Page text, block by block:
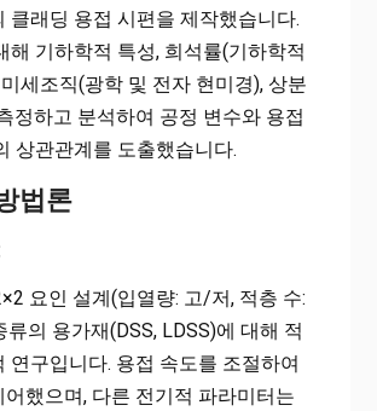
클래딩 용접 시편을 제작했습니다.
해 기하학적 특성, 희석률(기하학적
세조직(광학 및 전자 현미경), 상분
정하고 분석하여 공정 변수와 용접
상관관계를 도출했습니다.
법론
요인 설계(입열량: 고/저, 적층 수:
의 용가재(DSS, LDSS)에 대해 적
연구입니다. 용접 속도를 조절하여
어했으며, 다른 전기적 파라미터는